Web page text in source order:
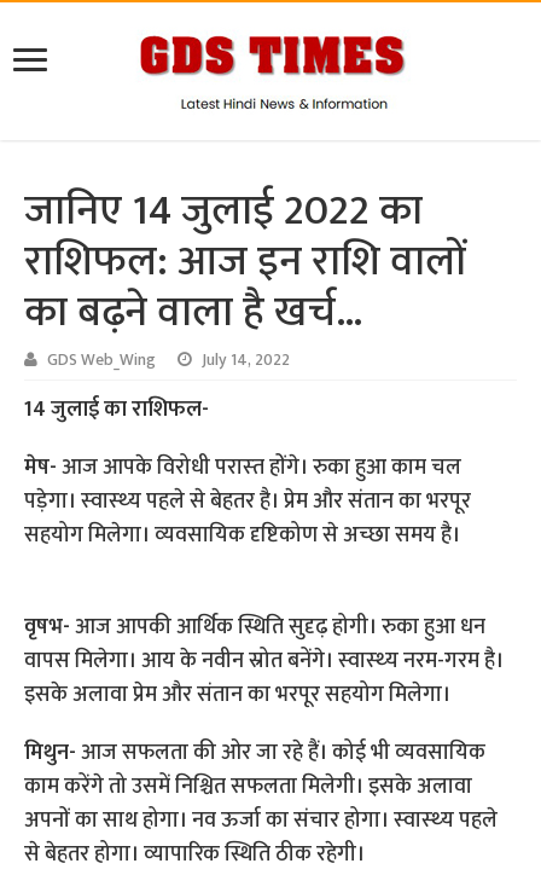
जानिए 14 जुलाई 2022 का
राशिफल: आज इन राशि वालों
का बढ़ने वाला है खर्च…
GDS Web_Wing July 14, 2022
14 जुलाई का राशिफल-
मेष-आज आपके विरोधी परास्‍त होंगे। रुका हुआ काम चल
पड़ेगा। स्‍वास्‍थ्‍य पहले से बेहतर है। प्रेम और संतान का भरपूर
सहयोग मिलेगा। व्‍यवसायिक दृष्टिकोण से अच्‍छा समय है।
वृषभ-आज आपकी आर्थिक स्थिति सुदृढ़ होगी। रुका हुआ धन
वापस मिलेगा। आय के नवीन स्रोत बनेंगे। स्‍वास्‍थ्‍य नरम-गरम है।
इसके अलावा प्रेम और संतान का भरपूर सहयोग मिलेगा।
मिथुन-आज सफलता की ओर जा रहे हैं। कोई भी व्‍यवसायिक
काम करेंगे तो उसमें निश्चित सफलता मिलेगी। इसके अलावा
अपनों का साथ होगा। नव ऊर्जा का संचार होगा। स्‍वास्‍थ्‍य पहले
से बेहतर होगा। व्‍यापारिक स्थिति ठीक रहेगी।